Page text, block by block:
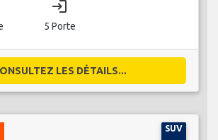
login
5 Porte
LES DÉTAILS...
SUV